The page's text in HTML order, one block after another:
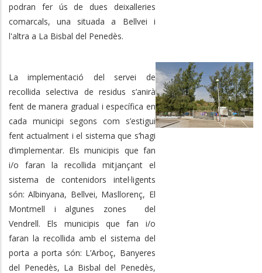
podran fer ús de dues deixalleries
comarcals, una situada a Bellvei i
l'altra a La Bisbal del Penedès.
La implementació del servei de
recollida selectiva de residus s’anirà
fent de manera gradual i específica en
cada municipi segons com s’estigui
fent actualment i el sistema que s’hagi
d’implementar. Els municipis que fan
i/o faran la recollida mitjançant el
sistema de contenidors intel·ligents
són: Albinyana, Bellvei, Masllorenç, El
Montmell i algunes zones del
Vendrell. Els municipis que fan i/o
faran la recollida amb el sistema del
porta a porta són: L’Arboç, Banyeres
del Penedès, La Bisbal del Penedès,